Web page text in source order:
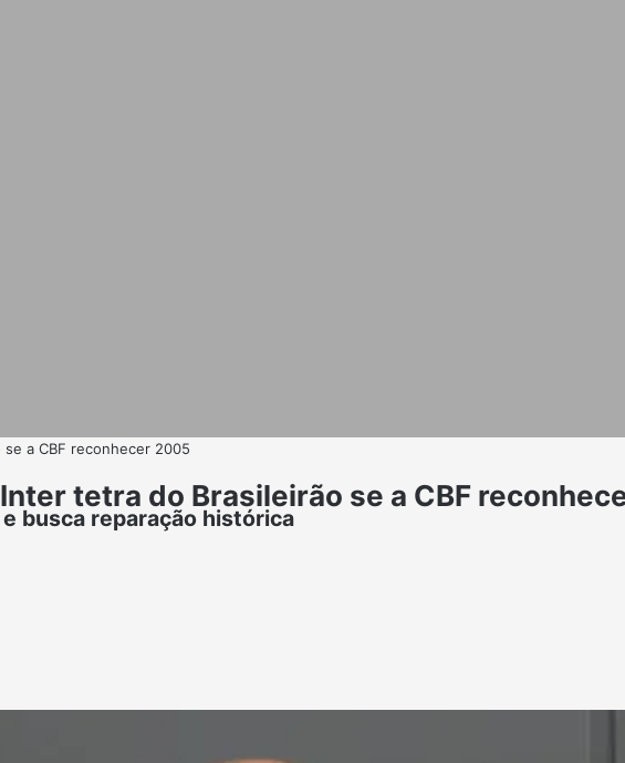
a CBF reconhecer 2005
tetra do Brasileirão se a CBF
busca reparação histórica